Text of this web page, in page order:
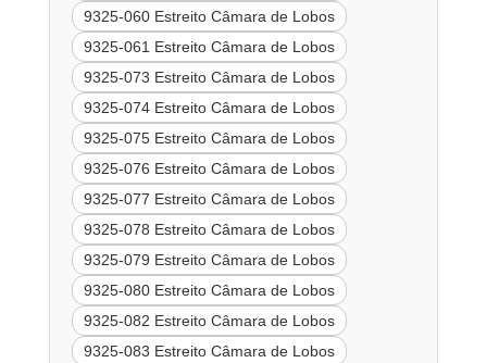
9325-060 Estreito Câmara de Lobos
9325-061 Estreito Câmara de Lobos
9325-073 Estreito Câmara de Lobos
9325-074 Estreito Câmara de Lobos
9325-075 Estreito Câmara de Lobos
9325-076 Estreito Câmara de Lobos
9325-077 Estreito Câmara de Lobos
9325-078 Estreito Câmara de Lobos
9325-079 Estreito Câmara de Lobos
9325-080 Estreito Câmara de Lobos
9325-082 Estreito Câmara de Lobos
9325-083 Estreito Câmara de Lobos